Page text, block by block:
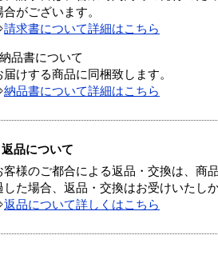
合がございます。
請求書について詳細はこちら
品書について
届けする商品に同梱致します。
納品書について詳細はこちら
返品について
客様のご都合による返品・交換は、商
した場合、返品・交換はお受けいたしか
返品について詳しくはこちら